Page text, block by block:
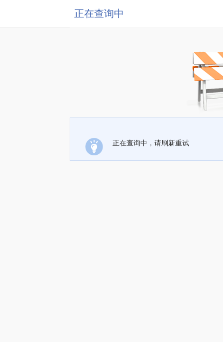
正在查询中
正在查询中，请刷新重试